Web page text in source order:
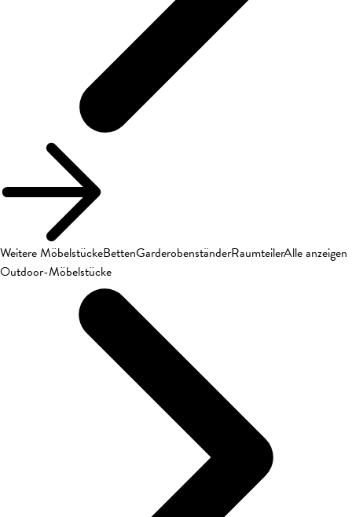
Weitere MöbelstückeBettenGarderobenständerRaumteilerAlle anzeigen
Outdoor-Möbelstücke